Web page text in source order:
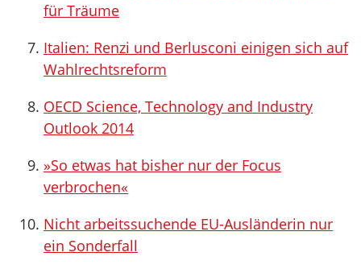
für Träume
Italien: Renzi und Berlusconi einigen sich auf
Wahlrechtsreform
OECD Science, Technology and Industry
Outlook 2014
»So etwas hat bisher nur der Focus
verbrochen«
Nicht arbeitssuchende EU-Ausländerin nur
ein Sonderfall